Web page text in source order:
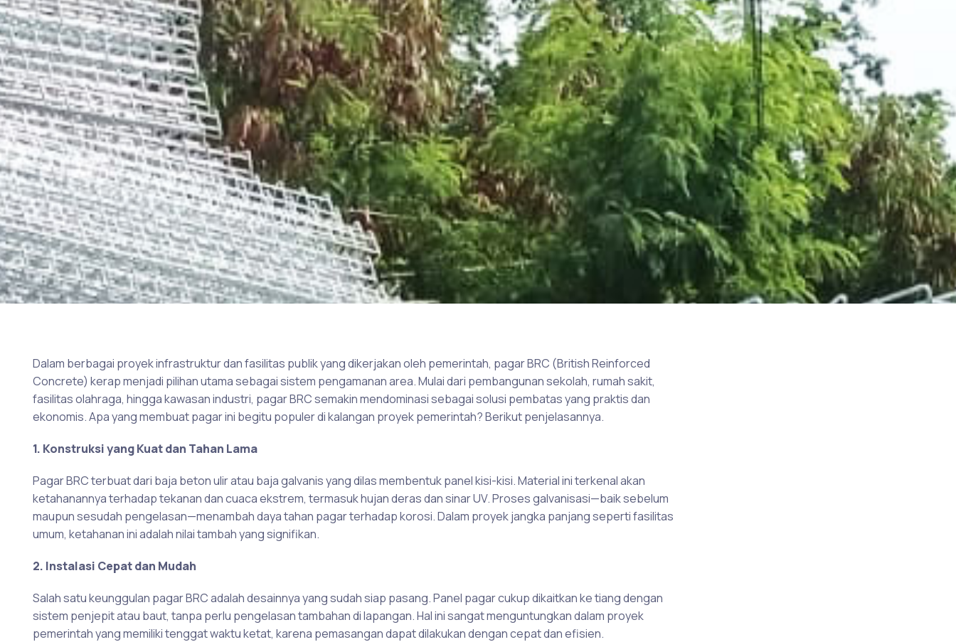
Dalam berbagai proyek infrastruktur dan fasilitas publik yang dikerjakan oleh pemerintah, pagar BRC (British Reinforced
Concrete) kerap menjadi pilihan utama sebagai sistem pengamanan area. Mulai dari pembangunan sekolah, rumah sakit,
fasilitas olahraga, hingga kawasan industri, pagar BRC semakin mendominasi sebagai solusi pembatas yang praktis dan
ekonomis. Apa yang membuat pagar ini begitu populer di kalangan proyek pemerintah? Berikut penjelasannya.
1. Konstruksi yang Kuat dan Tahan Lama
Pagar BRC terbuat dari baja beton ulir atau baja galvanis yang dilas membentuk panel kisi-kisi. Material ini terkenal akan
ketahanannya terhadap tekanan dan cuaca ekstrem, termasuk hujan deras dan sinar UV. Proses galvanisasi—baik sebelum
maupun sesudah pengelasan—menambah daya tahan pagar terhadap korosi. Dalam proyek jangka panjang seperti fasilitas
umum, ketahanan ini adalah nilai tambah yang signifikan.
2. Instalasi Cepat dan Mudah
Salah satu keunggulan pagar BRC adalah desainnya yang sudah siap pasang. Panel pagar cukup dikaitkan ke tiang dengan
sistem penjepit atau baut, tanpa perlu pengelasan tambahan di lapangan. Hal ini sangat menguntungkan dalam proyek
pemerintah yang memiliki tenggat waktu ketat, karena pemasangan dapat dilakukan dengan cepat dan efisien.